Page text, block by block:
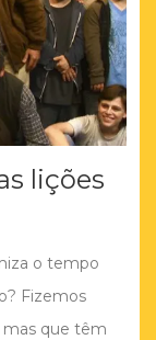
lições
o tempo
Fizemos
mas que têm